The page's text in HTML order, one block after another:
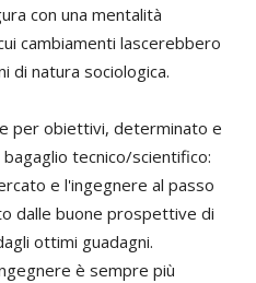
con una mentalità
cambiamenti lascerebbero
di natura sociologica.
per obiettivi, determinato e
tecnico/scientifico:
e l'ingegnere al passo
dalle buone prospettive di
ottimi guadagni.
è sempre più